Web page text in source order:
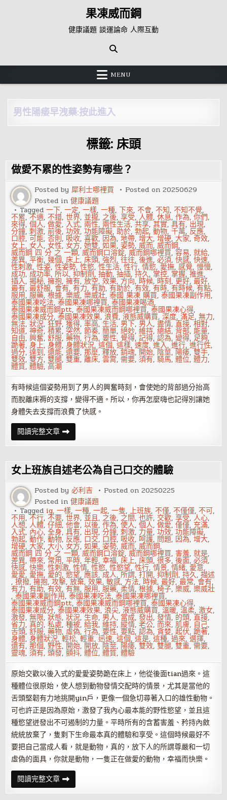
果凍威而鋼
健康議題 談運論命 人際互動
MENU
男性陽痿早洩藥:按此進入
標籤: 床頭
做愛不累的性姿勢有哪些？
Posted by犀利士哪裡買 Posted on20250629
Posted in健康議題
Tagged一下,一定,一樣,一種,下來,不會,不知,不知不覺,
不累,不適,不錯,世界,並攏, 之後,享受,人體,休息,作為,你們,
來得,個人,做愛, 入式, 兩性, 兩性生活,共享,其實,具有, 出現,
分鐘,刺激,前後,功效,功能障礙,助於,勃起,動物,千萬, 反應,
口腔,可能,否則, 吸收,喜歡, 因為,地帶,增大,增硬,大家,奇效,
女上,女人,女性,女方,她雙,如果,姿勢,威而,威而鋼,
威而鋼 四 分 之 一顆,威而鋼口溶錠,威而鋼哪裡買,容易,就給,
差異,平衡,幾個,床上,床頭,強烈,往往,後進,必須,快感,快速,
性刺激,性姿,性姿勢,性慾,性生活,性行,情慾, 愛撫,感覺,慢慢,
成功, 成功率,所以,抑制劑,抽動,抽插,持久,掌控,掌握,推進,
插入,揭秘,擁抱,擁有,放空,效果, 方向, 時候, 時刻, 更好,最好,
最有,最舒服, 會有,有力,有助,有助於,有效,有時,有時候,有點,
服用,服藥,根據,樂威,樂威壯,泰國 果凍 購買,泰國果凍副作用,
泰國果凍吃法,泰國果凍哪裡買,泰國果凍喝酒,
泰國果凍威而鋼ptt,泰國果凍威而鋼哪裡買,泰國果凍心得,
泰國果凍成分,泰國果凍效果,浪費,液態威購買,深度,滿足,無力,
無法,狀況,狂野,獲得,率高,生活, 男下, 男人,盡情,直接,相對,
知道,神奇,積累,突然,節奏,簡單,絕妙,維持,總結, 背部, 能量,
自由,興奮,舒服,藥物,行為,要性, 覺得,記得,認為,變得, 足夠,
跪著,身上,身體,身體狀況,這個,這樣,速度,進入,進行,進行性,
過分,達到,還能,還要,那麼,釋放,銷魂, 開始, 陰莖, 陽痿,雙手,
雙效,雙方,雙腿,雙重,離床,雲霄, 需要,須有,騎馬,體位,體力,
體質,體驗,高潮
有時候這個姿勢用到了男人的興奮時刻，會使她的背部過分抬高
而脫離床褥的支撐，變得不適。所以，你再怎麼嗨也記得別讓她
身體失去支撐而浪費了快感。
閱讀完整文章做
愛
不
的
性
姿
勢
有
哪
些？
女上班族自述老公為自己口交的體驗
Posted by必利吉 Posted on20250225
Posted in健康議題
Tagged ig,一樣,一種,一起,一隻,上班族,不僅,不僅僅,不可,
不用,不行,不要,世界,並且, 之後, 之間,也許, 交歡,享受,人心,
人想,人體,仔細,他會,以後,作為,使人,個人,做愛,僅僅, 充滿,
入式, 內心,全身,具有, 出現,分鐘,刺激, 力量,功效,功能障礙,
勃起,動作,動物, 反應, 口交, 口腔, 吸收, 呵護, 問題, 因為,增大,
增硬,大家,大小,女方,如果,姿勢,威而,威而鋼,
威而鋼 四 分 之 一顆,威而鋼口溶錠,威而鋼哪裡買,害羞,就是,
差異,帶來, 常用,平時,年輕,幸福,床上,床頭,很多,後面,必須,
快感,快樂,性刺激,性情,性慾,性慾望,性行,情景,情緒, 愛意,
愛愛, 愛撫, 愛的,慾望,應該,成人,所謂,打開,抑制劑,持久,描述
,撩撥,擁抱,攻擊,放棄,效果,敏感, 方法, 時候,最好,最常, 會有,
有力,有助,有效,有無,服用,服藥,柔情,根據,椅子,樂威,樂威壯
,泰國果凍副作用,泰國果凍吃法,泰國果凍哪裡買,
泰國果凍威而鋼ptt,泰國果凍威而鋼哪裡買,泰國果凍心得,
泰國果凍成分,泰國果凍效果,浪尖,液態威購買,溫暖,溫柔,激女,
激發,無限,狀態,狀況,生命, 男人, 當成,發出,發情, 的頭,直接,
省力,真的,私處,種被,給我,維持,縱情,老公,而來,肌膚, 自己,
舌頭,舒服,藥物,虛偽,行為,要性,要點,認為,貪婪,起伏,跪著,
身體,身體狀況,輕松,輕重,迅速,這個,這是,這種,過來,選擇,
還有,那個,野性, 開始, 開放, 陰莖, 陽痿,雙效,雙腿,雙重,需要,
靈魂,須有,頭發,顫抖,體位,體質,體驗
原始交歡以後入式的愛愛姿勢跪在床上，他從後面tian過來。這
種體位很原始，使人想到動物發情交配時的情景，尤其是當他的
舌頭堅韌有力地挑開yin戶，更像一個急切尋著入口的雄性動物。
可也許正是因為原始，激發了我內心最本能的野性慾望，並且這
種慾望迸發出不可遏制的力量。平時所有的含蓄害羞、矜持內斂
統統放棄了，隻剩下生命最本真的體驗和享受。這個時候最好不
要把自己當成人看，就是動物，真的，放下人的所謂尊嚴和一切
虛偽的面具，你就是動物，一隻正在做愛的動物，幸福而快樂。
閱讀完整文章女
上
班